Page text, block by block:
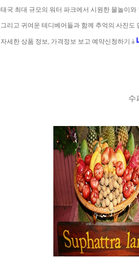
태국 최대 규모의 워터 파크에서 시원한 물놀이와
그리고 귀여운 테디베어들과 함께 추억의 사진도
자세한 상품 정보, 가격정보 보고 예약신청하기 à
수